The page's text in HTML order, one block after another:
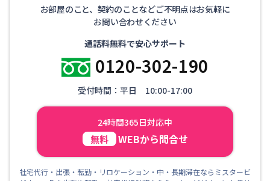
お部屋のこと、契約のことなどご不明点はお気軽に
お問い合わせください
通話料無料で安心サポート
0120-302-190
受付時間：平日 10:00-17:00
24時間365日対応中
無料 WEBから問合せ
社宅代行・出張・転勤・リロケーション・中・長期滞在ならミスタービ